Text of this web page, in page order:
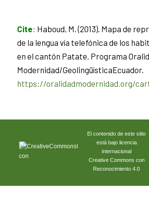
Cite: Haboud, M. (2013). Mapa de
de la lengua vía telefónica de los
en el cantón Patate. Programa
Modernidad/GeolingüísticaEcuador.
https://oralidadmodernidad.org/
El contenido de este sitio
está bajo licencia
internacional
Creative Commons con
Reconocimiento 4.0